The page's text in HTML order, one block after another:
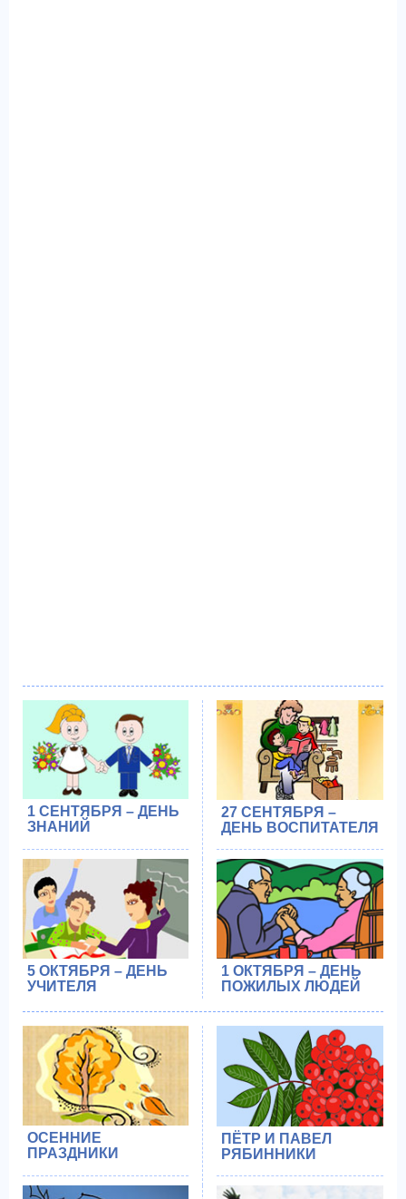
1 СЕНТЯБРЯ – ДЕНЬ
ЗНАНИЙ
27 СЕНТЯБРЯ –
ДЕНЬ ВОСПИТАТЕЛЯ
5 ОКТЯБРЯ – ДЕНЬ
УЧИТЕЛЯ
1 ОКТЯБРЯ – ДЕНЬ
ПОЖИЛЫХ ЛЮДЕЙ
ОСЕННИЕ
ПРАЗДНИКИ
ПЁТР И ПАВЕЛ
РЯБИННИКИ